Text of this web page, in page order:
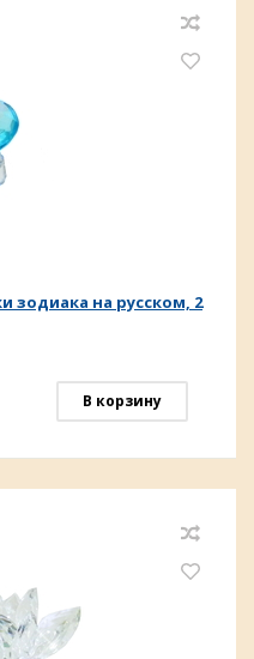
зодиака на русском, 2
В корзину